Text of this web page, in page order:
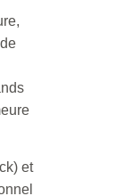
et